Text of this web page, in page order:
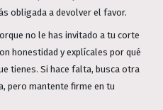
obligada a devolver el favor.
no le has invitado a tu corte
honestidad y explícales por qué
tienes. Si hace falta, busca otra
pero mantente firme en tu